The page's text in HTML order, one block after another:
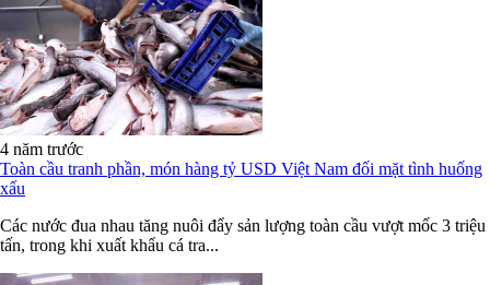
4 năm trước
Toàn cầu tranh phần, món hàng tỷ USD Việt Nam đối mặt tình huống
xấu
Các nước đua nhau tăng nuôi đẩy sản lượng toàn cầu vượt mốc 3 triệu
tấn, trong khi xuất khẩu cá tra...